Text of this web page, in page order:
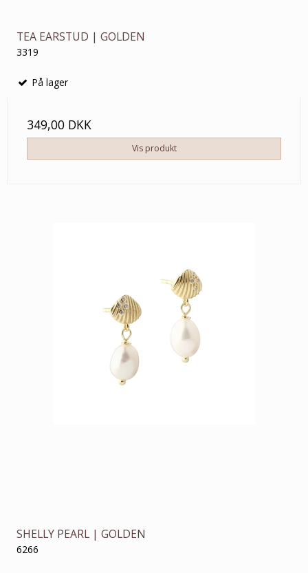
TEA EARSTUD | GOLDEN
3319
På lager
349,00 DKK
Vis produkt
SHELLY PEARL | GOLDEN
6266